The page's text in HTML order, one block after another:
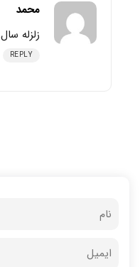
محمد
زلزله سال۱۳۶۹بود
REPLY